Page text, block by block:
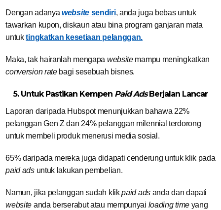
Dengan adanyawebsitesendiri, anda juga bebas untuk
tawarkan kupon, diskaun atau bina program ganjaran mata
untuktingkatkan kesetiaan pelanggan.
Maka, tak hairanlah mengapa websitemampu meningkatkan
conversion ratebagi sesebuah bisnes.
5. Untuk Pastikan Kempen Paid AdsBerjalan Lancar
Laporan daripada Hubspot menunjukkan bahawa 22%
pelanggan Gen Z dan 24% pelanggan milennial terdorong
untuk membeli produk menerusi media sosial.
65% daripada mereka juga didapati cenderung untuk klik pada
paid adsuntuk lakukan pembelian.
Namun, jika pelanggan sudah klikpaid adsanda dan dapati
website anda berserabut atau mempunyai loading timeyang